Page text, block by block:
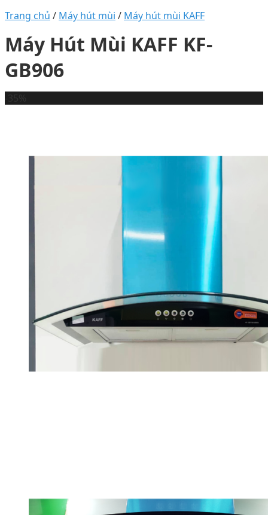
Trang chủ / Máy hút mùi / Máy hút mùi KAFF
Máy Hút Mùi KAFF KF-
GB906